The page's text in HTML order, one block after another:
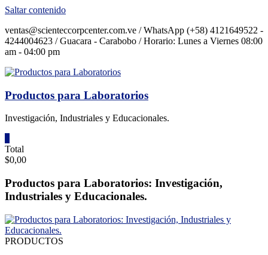
Saltar contenido
ventas@scienteccorpcenter.com.ve / WhatsApp (+58) 4121649522 -
4244004623 / Guacara - Carabobo / Horario: Lunes a Viernes 08:00
am - 04:00 pm
Productos para Laboratorios
Investigación, Industriales y Educacionales.
Total
$0,00
Productos para Laboratorios: Investigación,
Industriales y Educacionales.
PRODUCTOS